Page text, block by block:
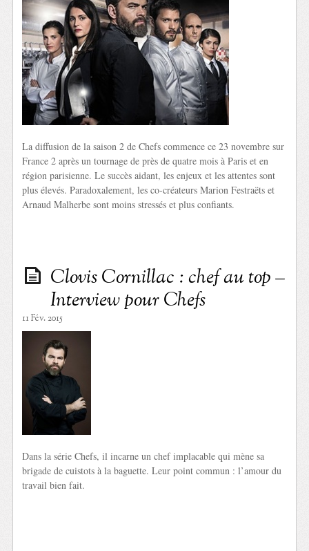
La diffusion de la saison 2 de Chefs commence ce 23 novembre sur
France 2 après un tournage de près de quatre mois à Paris et en
région parisienne. Le succès aidant, les enjeux et les attentes sont
plus élevés. Paradoxalement, les co-créateurs Marion Festraëts et
Arnaud Malherbe sont moins stressés et plus confiants.
Clovis Cornillac : chef au top –
Interview pour Chefs
11 Fév. 2015
Dans la série Chefs, il incarne un chef implacable qui mène sa
brigade de cuistots à la baguette. Leur point commun : l’amour du
travail bien fait.